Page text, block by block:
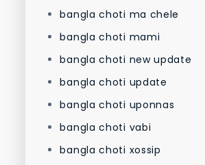
bangla choti ma chele
bangla choti mami
bangla choti new update
bangla choti update
bangla choti uponnas
bangla choti vabi
bangla choti xossip